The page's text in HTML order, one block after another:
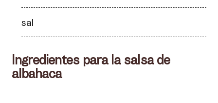
sal
Ingredientes para la salsa de
albahaca